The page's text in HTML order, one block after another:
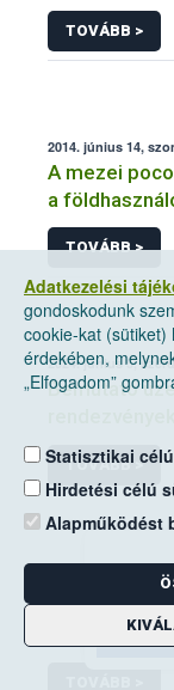
TOVÁBB >
2014. június 14,
A mezei
a
TOVÁBB >
2024. június 5,
Bemutató
TOVÁBB >
2024. május 8,
Szervezeti
Adatkezelési
gondoskodunk
cookie-kat (sütiket)
érdekében,
„Elfogadom”
Statisztikai
Hirdetési célú
Alapműködést